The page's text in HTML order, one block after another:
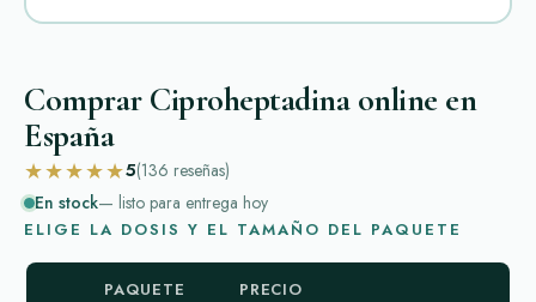
Comprar Ciproheptadina online en
España
★★★★★5(136 reseñas)
En stock— listo para entrega hoy
ELIGE LA DOSIS Y EL TAMAÑO DEL PAQUETE
PAQUETE PRECIO